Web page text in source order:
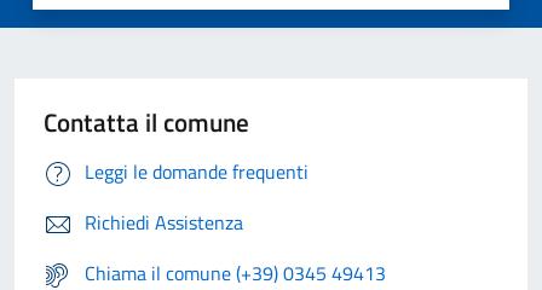
Contatta il comune
Leggi le domande frequenti
Richiedi Assistenza
Chiama il comune (+39) 0345 49413